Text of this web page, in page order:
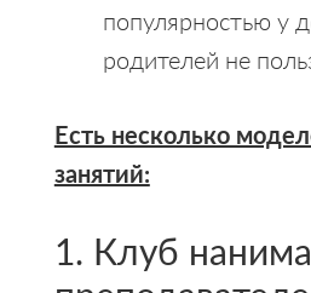
популярностью у
родителей не
Есть несколько
занятий:
1. Клуб